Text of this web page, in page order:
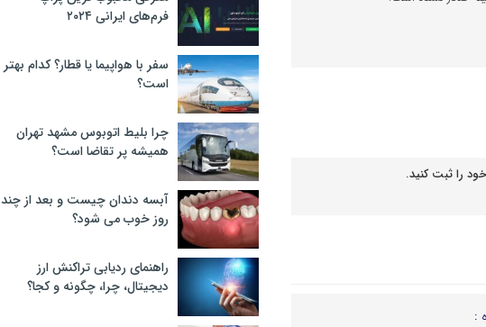
را ثبت کنید.
:
فرم‌های ایرانی ۲۰۲۴
سفر با هواپیما یا قطار؟ کدام بهتر
است؟
چرا بلیط اتوبوس مشهد تهران
همیشه پر تقاضا است؟
آبسه دندان چیست و بعد از چند
روز خوب می‌ شود؟
راهنمای ردیابی تراکنش ارز
دیجیتال، چرا، چگونه و کجا؟